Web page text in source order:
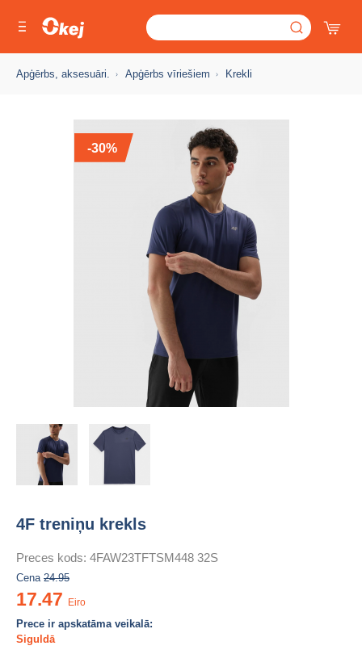
Apģērbs, aksesuāri. Apģērbs vīriešiem Krekli
-30%
4F treniņu krekls
Preces kods: 4FAW23TFTSM448 32S
Cena 24.95
17.47 Eiro
Prece ir apskatāma veikalā:
Siguldā